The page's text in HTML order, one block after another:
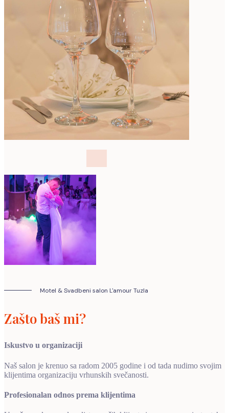
Motel & Svadbeni salon L'amour Tuzla
Zašto baš mi?
Iskustvo u organizaciji
Naš salon je krenuo sa radom 2005 godine i od tada nudimo svojim
klijentima organizaciju vrhunskih svečanosti.
Profesionalan odnos prema klijentima